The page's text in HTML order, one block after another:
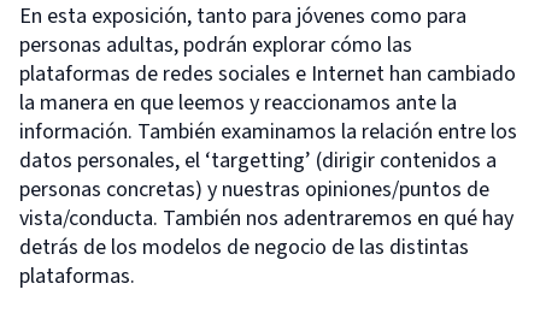
En esta exposición, tanto para jóvenes como para
personas adultas, podrán explorar cómo las
plataformas de redes sociales e Internet han cambiado
la manera en que leemos y reaccionamos ante la
información. También examinamos la relación entre los
datos personales, el ‘targetting’ (dirigir contenidos a
personas concretas) y nuestras opiniones/puntos de
vista/conducta. También nos adentraremos en qué hay
detrás de los modelos de negocio de las distintas
plataformas.